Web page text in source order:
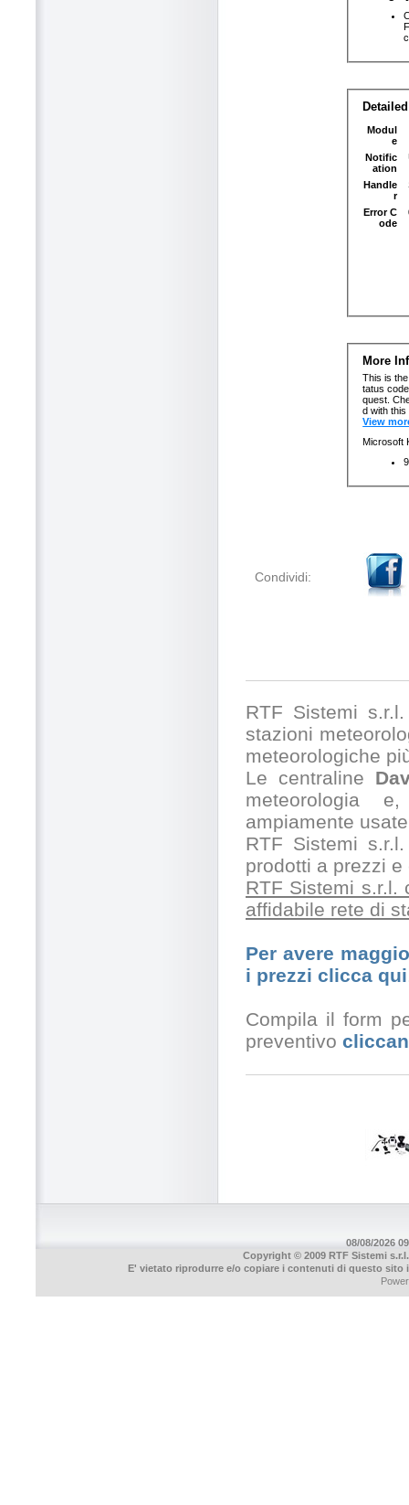
Condividi:
RTF Sistemi
stazioni
meteorologiche
Le centraline
meteorologia
ampiamente
RTF Sistemi
prodotti a prezzi
RTF Sistemi s.r.l.
affidabile rete di
Per avere
i prezzi clicca qui
Compila il form
preventivo
08/08/2026
Copyright © 2009 RTF Sistemi
E' vietato riprodurre e/o copiare i contenuti di questo